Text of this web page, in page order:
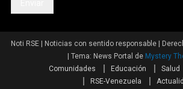
Noti RSE | Noticias con sentido responsable |
Tema: News Portal de Mystery
Comunidades
Educación Salud
RSE-Venezuela